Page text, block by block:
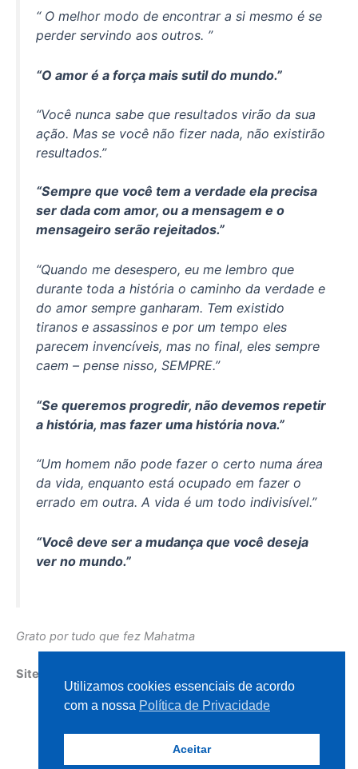
“ O melhor modo de encontrar a si mesmo é se
perder servindo aos outros. ”
“O amor é a força mais sutil do mundo.”
“Você nunca sabe que resultados virão da sua
ação. Mas se você não fizer nada, não existirão
resultados.”
“Sempre que você tem a verdade ela precisa
ser dada com amor, ou a mensagem e o
mensageiro serão rejeitados.”
“Quando me desespero, eu me lembro que
durante toda a história o caminho da verdade e
do amor sempre ganharam. Tem existido
tiranos e assassinos e por um tempo eles
parecem invencíveis, mas no final, eles sempre
caem – pense nisso, SEMPRE.”
“Se queremos progredir, não devemos repetir
a história, mas fazer uma história nova.”
“Um homem não pode fazer o certo numa área
da vida, enquanto está ocupado em fazer o
errado em outra. A vida é um todo indivisível.”
“Você deve ser a mudança que você deseja
ver no mundo.”
Grato por tudo que fez Mahatma
Site INTUICAO.COM
Utilizamos cookies essenciais de acordo
com a nossa Política de Privacidade
Aceitar